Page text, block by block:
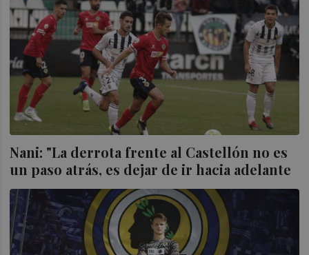
Nani: "La derrota frente al Castellón no es
un paso atrás, es dejar de ir hacia adelante